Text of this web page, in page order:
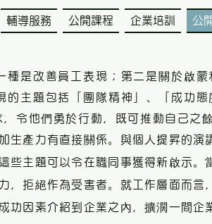
輔導服務 公開課程 企業培訓 公
是改善員工表現；第二是關於啟
主題包括「團隊精神」、「成功
令他們勇於行動，既可推動自己之
產力有直接關係。與個人提昇的演
些主題可以令在職同事獲得新啟示。
，拒絕作為受害者。就工作層面而言
因素介紹到企業之內，擴濶一間企